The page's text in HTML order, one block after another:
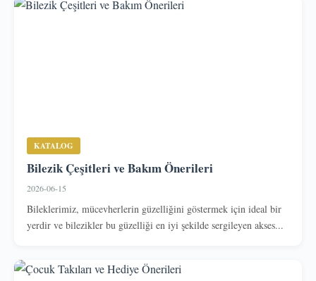
KATALOG
Bilezik Çeşitleri ve Bakım Önerileri
2026-06-15
Bileklerimiz, mücevherlerin güzelliğini göstermek için ideal bir
yerdir ve bilezikler bu güzelliği en iyi şekilde sergileyen akses...